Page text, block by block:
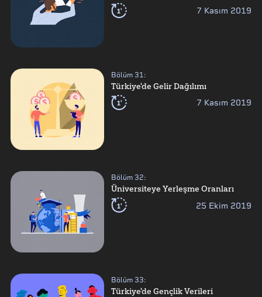
1' 7 Kasım 2019
Bölüm 31:
Türkiye'de Gelir Dağılımı
1' 7 Kasım 2019
Bölüm 32:
Üniversiteye Yerleşme Oranları
1' 25 Ekim 2019
Bölüm 33:
Türkiye'de Gençlik Verileri